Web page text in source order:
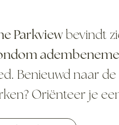
Parkviewbevindt
Benieuwd naar
Oriënteer je